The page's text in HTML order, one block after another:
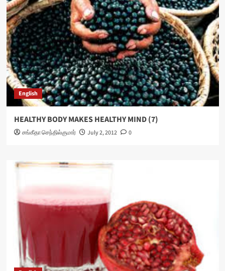
English
HEALTHY BODY MAKES HEALTHY MIND (7)
சங்கீதா செந்தில்குமார் July 2, 2012 0